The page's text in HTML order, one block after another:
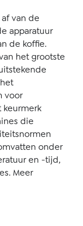
van de
apparatuur
de koffie.
het grootste
voor
keurmerk
die
onder
en -tijd,
Meer